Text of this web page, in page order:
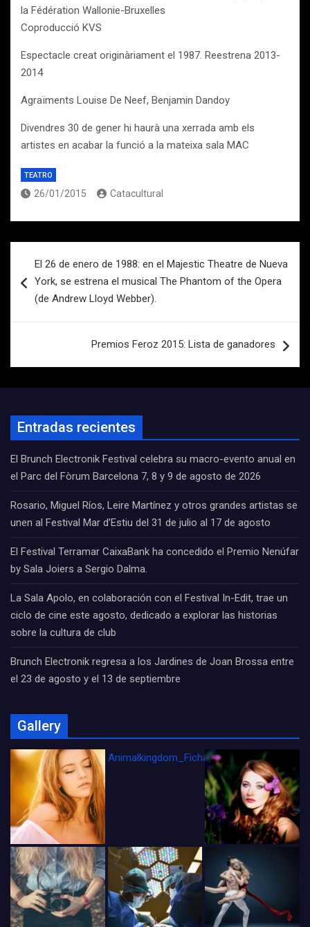
la Fédération Wallonie-Bruxelles
Coproducció KVS
Espectacle creat originàriament el 1987. Reestrena 2013-
2014
Agraïments Louise De Neef, Benjamin Dandoy
Divendres 30 de gener hi haurà una xerrada amb els
artistes en acabar la funció a la mateixa sala MAC
TEATRO
26/01/2015 Catacultural
de
entradas
El 26 de enero de 1988: en el Majestic Theatre de Nueva
York, se estrena el musical The Phantom of the Opera
(de Andrew Lloyd Webber).
Premios Feroz 2015: Lista de ganadores
Entradas recientes
El Brunch Electronik Festival celebra su macro-evento anual en
el Parc del Fòrum Barcelona 7, 8 y 9 de agosto de 2026
Rosario, Miguel Ríos, Leire Martínez y otros grandes artistas se
unen al Festival Mar d’Estiu del 31 de julio al 17 de agosto
El Festival Terramar CaixaBank ha concedido el Premio Nenúfar
by Sala Joiers a Sergio Dalma.
La Sala Apolo, en colaboración con el Festival In-Edit, trae un
ciclo de cine este agosto, dedicado a explorar las historias
sobre la cultura de club
Brunch Electronik regresa a los Jardines de Joan Brossa entre
el 23 de agosto y el 13 de septiembre
Gallery
Animalkingdom_FichaCine